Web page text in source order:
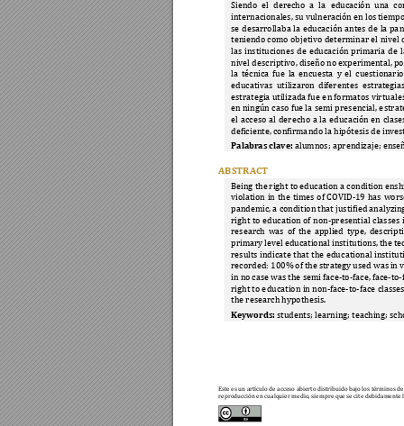
Este es un artículo de acceso abierto distribuido bajo los términos
reproducción en cualquier medio, siempre que se cite debidamente
Siendo el derecho a la educación una
internacionales, su vulneración en los
se desarrollaba la educación antes de la pa
teniendo como objetivo determinar el nivel
las instituciones de educación primaria de
nivel descriptivo, diseño no experimental,
la técnica fue la encuesta y el
educativas utilizaron diferentes es
estrategia utilizada fue en formatos virtual
en ningún caso fue la semi presencial, e
el acceso al derecho a la educación en
deficiente, confirmando la hipótesis de
Palabras clave: alumnos; aprendizaje;
ABSTRACT
Being the right to education a condition
violation in the times of COVID-19 has
pandemic, a condition that justified
right to education of non-presential classes
research was of the applied type,
primary level educational institutions, the
results indicate that the educational
recorded: 100% of the strategy used was in
in no case was the semi face-to-face, face-to-
right to education in non-face-to-face
the research hypothesis.
Keywords: students; learning; teaching;